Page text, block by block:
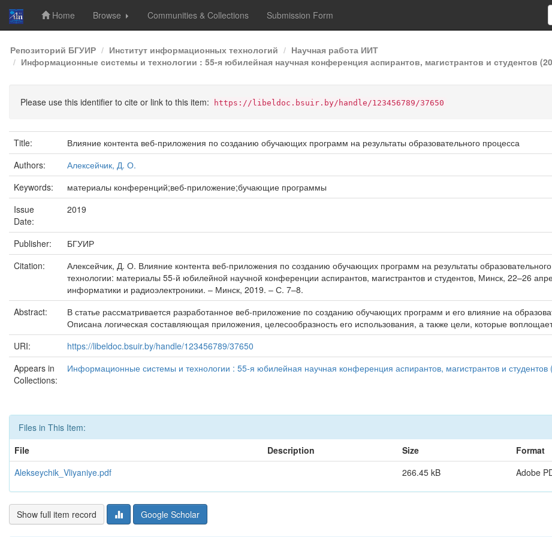
Skip
navigation
Home Browse Communities & Collections Submission Form
Репозиторий БГУИР Институт информационных технологий
Научная работа ИИТ
Информационные системы и технологии : 55-я юбилейная научная конференция аспирантов, магистрантов и студентов
Please use this identifier to cite or link to this item: https://libeldoc.bsuir.by/handle/123456789/37650
Title:
Влияние контента веб-приложения по созданию обучающих программ на результаты образовательного процесса
Authors:
Алексейчик, Д. О.
Keywords:
материалы конференций;веб-приложение;бучающие программы
Issue
Date:
2019
Publisher:
БГУИР
Citation:
Алексейчик, Д. О. Влияние контента веб-приложения по созданию обучающих программ на результаты
технологии: материалы 55-й юбилейной научной конференции аспирантов, магистрантов и студентов, Минск, 22–26
информатики и радиоэлектроники. – Минск, 2019. – С. 7–8.
Abstract:
В статье рассматривается разработанное веб-приложение по созданию обучающих программ и его влияние на
Описана логическая составляющая приложения, целесообразность его использования, а также цели, которые
URI:
https://libeldoc.bsuir.by/handle/123456789/37650
Appears in
Collections:
Информационные системы и технологии : 55-я юбилейная научная конференция аспирантов, магистрантов и студентов
Files in This Item:
File
Description Size
Format
Alekseychik_Vliyaniye.pdf
266.45 kB Adobe
Show full item record Google Scholar